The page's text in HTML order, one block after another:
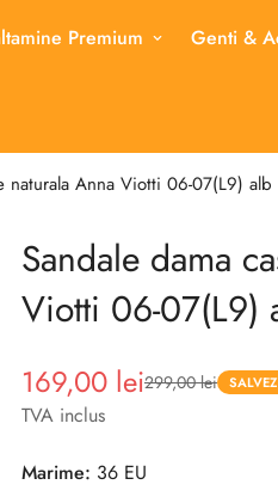
Premium Genti &
naturala Anna Viotti 06-07(L9) alb
Sandale dama
Viotti 06-07(L9)
Pret
redus
169,00 lei
Pret 299,00 lei
TVA inclus
Marime: 36 EU